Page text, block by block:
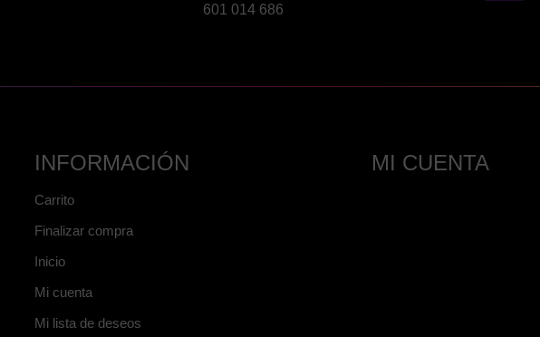
601 014 686
INFORMACIÓN
Carrito
Finalizar compra
Inicio
Mi cuenta
Mi lista de deseos
MI CUENTA